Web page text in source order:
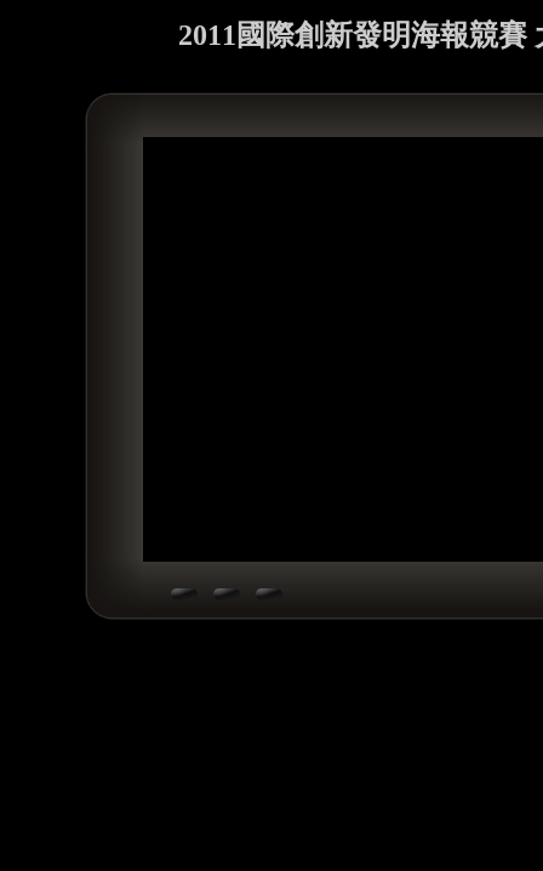
2011國際創新發明海報競賽